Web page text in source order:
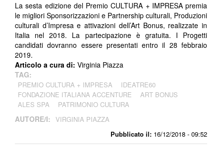
Pubblicato il: 16/12/2018 - 09:52
La sesta edizione del Premio CULTURA + IMPRESA premia
le migliori Sponsorizzazioni e Partnership culturali, Produzioni
culturali d’Impresa e attivazioni dell’Art Bonus, realizzate in
Italia nel 2018. La partecipazione è gratuita. I Progetti
candidati dovranno essere presentati entro il 28 febbraio
2019.
Articolo a cura di: Virginia Piazza
TAG:
PREMIO CULTURA + IMPRESA
IDEATRE60
FONDAZIONE ITALIANA ACCENTURE
ART BONUS
ALES SPA
PATRIMONIO CULTURA
AUTORE/I: VIRGINIA PIAZZA